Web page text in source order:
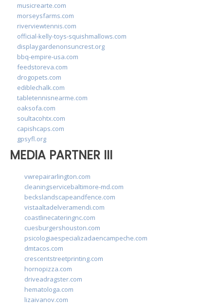
musicrearte.com
morseysfarms.com
riverviewtennis.com
official-kelly-toys-squishmallows.com
displaygardenonsuncrest.org
bbq-empire-usa.com
feedstoreva.com
drogopets.com
ediblechalk.com
tabletennisnearme.com
oaksofa.com
soultacohtx.com
capishcaps.com
gpsyfl.org
MEDIA PARTNER III
vwrepairarlington.com
cleaningservicebaltimore-md.com
beckslandscapeandfence.com
vistaaltadelveramendi.com
coastlinecateringnc.com
cuesburgershouston.com
psicologiaespecializadaencampeche.com
dmtacos.com
crescentstreetprinting.com
hornopizza.com
driveadragster.com
hematologa.com
lizaivanov.com